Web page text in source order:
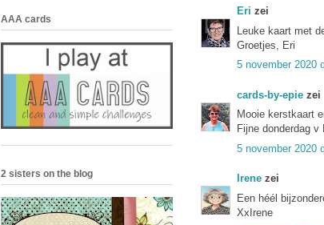
Eri zei
Leuke kaart met
Groetjes, Eri
5 november 2020
cards-by-epie zei
Mooie kerstkaart
Fijne donderdag v
5 november 2020
Irene zei
Een héél
XxIrene
AAA cards
2 sisters on the blog